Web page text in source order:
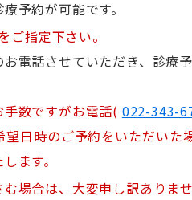
予約が可能です。
ご指定下さい。
電話させていただき、診療
数ですがお電話( 022-343-
望日時のご予約をいただい
ます。
場合は、大変申し訳ありま